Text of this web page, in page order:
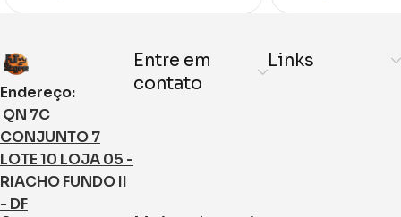
Endereço:
QN 7C
CONJUNTO 7
LOTE 10 LOJA 05 -
RIACHO FUNDO II
- DF
Entre em
contato
Links